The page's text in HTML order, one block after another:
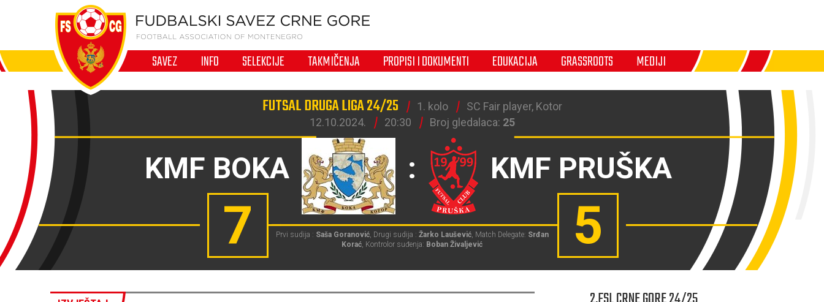
SAVEZ INFO SELEKCIJE TAKMIČENJA PROPISI I DOKUMENTI EDUKACIJA GRASSROOTS MEDIJI
FUTSAL DRUGA LIGA 24/25 1. kolo
SC Fair player, Kotor
12.10.2024.
20:30 Broj gledalaca: 25
KMF BOKA : KMF PRUŠKA
7 5
Prvi sudija : Saša Goranović, Drugi sudija : Žarko Laušević, Match Delegate: Srđan
Korać, Kontrolor suđenja: Boban Živaljević